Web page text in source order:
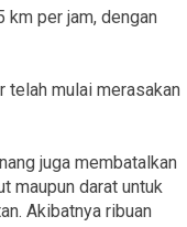
km per jam, dengan
telah mulai merasakan
juga membatalkan
maupun darat untuk
Akibatnya ribuan